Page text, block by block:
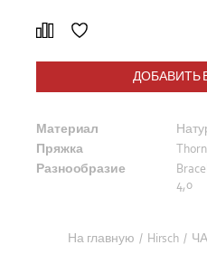
ДОБАВИТЬ
Материал
Пряжка
Разнообразие
4,0
На главную / Hirsch /